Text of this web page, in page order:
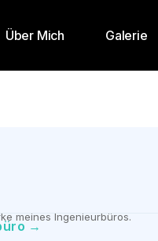
Über Mich Galerie
meines Ingenieurbüros.
→